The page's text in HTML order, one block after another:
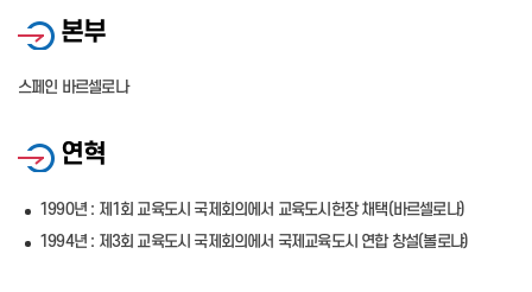
본부
스페인 바르셀로나
연혁
1990년 : 제1회 교육도시 국제회의에서 교육도시헌장 채택(바르셀로나)
1994년 : 제3회 교육도시 국제회의에서 국제교육도시 연합 창설(볼로냐)